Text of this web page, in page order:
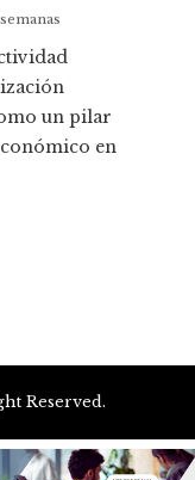
un pilar
en
Reserved.